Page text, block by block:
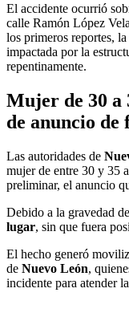
El accidente ocurrió
calle Ramón López
los primeros reportes,
impactada por la
repentinamente.
Mujer de 30 a
de anuncio de
Las autoridades de
mujer de entre 30 y 35
preliminar, el anuncio
Debido a la gravedad
lugar, sin que fuera
El hecho generó
de Nuevo León,
incidente para atender